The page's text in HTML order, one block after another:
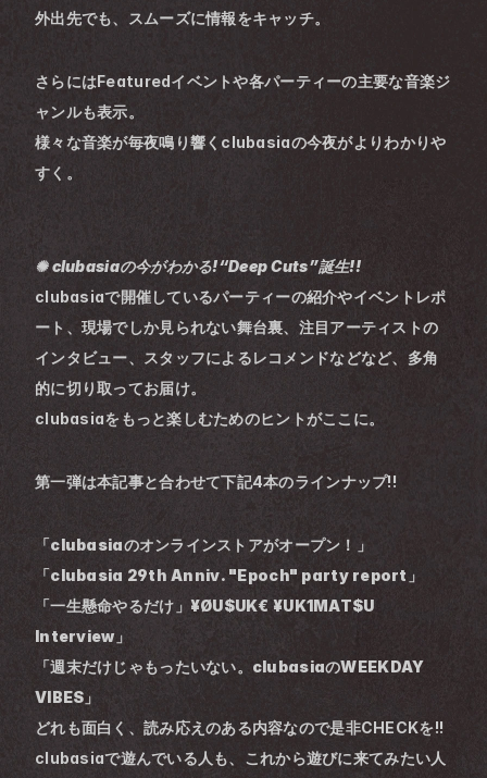
外出先でも、スムーズに情報をキャッチ。
さらにはFeaturedイベントや各パーティーの主要な音楽ジ
ャンルも表示。
様々な音楽が毎夜鳴り響くclubasiaの今夜がよりわかりや
すく。
✺ clubasiaの今がわかる!“Deep Cuts”誕生!!
clubasiaで開催しているパーティーの紹介やイベントレポ
ート、現場でしか見られない舞台裏、注目アーティストの
インタビュー、スタッフによるレコメンドなどなど、多角
的に切り取ってお届け。
clubasiaをもっと楽しむためのヒントがここに。
第一弾は本記事と合わせて下記4本のラインナップ!!
「clubasiaのオンラインストアがオープン！」
「clubasia 29th Anniv. "Epoch" party report」
「一生懸命やるだけ」¥ØU$UK€ ¥UK1MAT$U
Interview」
「週末だけじゃもったいない。clubasiaのWEEKDAY
VIBES」
どれも面白く、読み応えのある内容なので是非CHECKを!!
clubasiaで遊んでいる人も、これから遊びに来てみたい人